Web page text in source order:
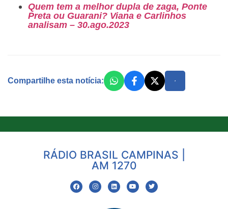
Quem tem a melhor dupla de zaga, Ponte
Preta ou Guarani? Viana e Carlinhos
analisam – 30.ago.2023
Compartilhe esta notícia:
RÁDIO BRASIL CAMPINAS |
AM 1270